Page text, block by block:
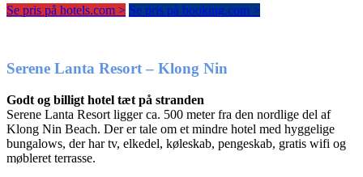
Se pris på hotels.com > Se pris på booking.com >
Serene Lanta Resort – Klong Nin
Godt og billigt hotel tæt på stranden
Serene Lanta Resort ligger ca. 500 meter fra den nordlige del af
Klong Nin Beach. Der er tale om et mindre hotel med hyggelige
bungalows, der har tv, elkedel, køleskab, pengeskab, gratis wifi og
møbleret terrasse.